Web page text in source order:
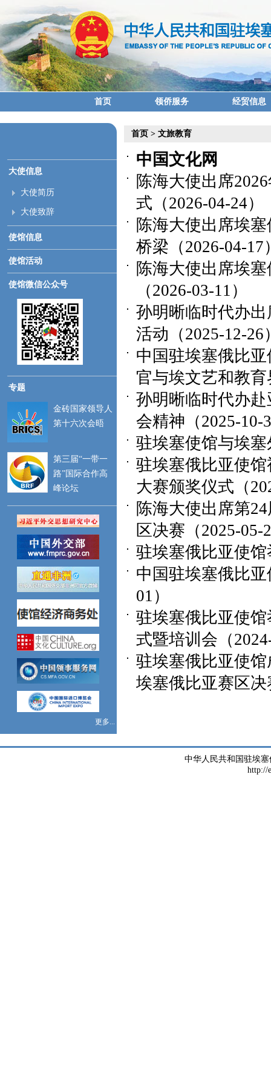
首页 领侨服务 经贸信息
大使信息
大使简历
大使致辞
使馆信息
使馆活动
使馆微信公众号
专题
金砖国家领导人
第十六次会晤
第三届“一带一
路”国际合作高
峰论坛
更多...
首页 > 文旅教育
中国文化网
陈海大使出席
式（2026-04-24）
陈海大使出席埃
桥梁（2026-04-17
陈海大使出席埃
（2026-03-11）
孙明晰临时代办
活动（2025-12-26
中国驻埃塞俄比
官与埃文艺和教
孙明晰临时代办
会精神（2025-10-
驻埃塞使馆与埃
驻埃塞俄比亚使
大赛颁奖仪式（
陈海大使出席第
区决赛（2025-05-
驻埃塞俄比亚使馆
中国驻埃塞俄比
01）
驻埃塞俄比亚使
式暨培训会（
驻埃塞俄比亚使
埃塞俄比亚赛区决
中华人民共和国驻埃
http://